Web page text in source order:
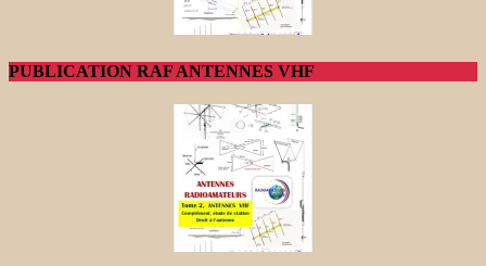
PUBLICATION RAF ANTENNES VHF